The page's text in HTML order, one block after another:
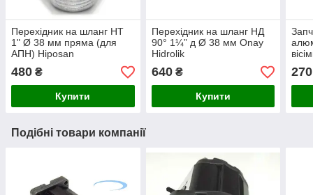
Перехідник на шланг НТ
1" Ø 38 мм пряма (для
АПН) Hiposan
480 ₴
Купити
Перехідник на шланг НД
90° 1¼” д Ø 38 мм Onay
Hidrolik
640₴
Купити
270
Подібні товари компанії